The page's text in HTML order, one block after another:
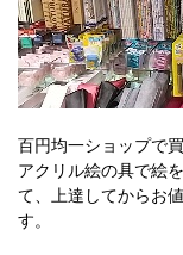
百円均一ショップで
アクリル絵の具で絵
て、上達してからお
す。